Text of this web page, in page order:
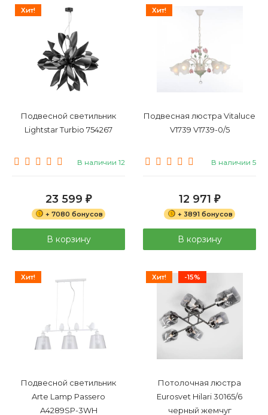
Хит!
Подвесной светильник
Lightstar Turbio 754267
В наличии 12
23 599 ₽
+ 7080 бонусов
В корзину
Хит!
Подвесная люстра Vitaluce
V1739 V1739-0/5
В наличии 5
12 971 ₽
+ 3891 бонусов
В корзину
Хит!
Подвесной светильник
Arte Lamp Passero
A4289SP-3WH
Хит! -15%
Потолочная люстра
Eurosvet Hilari 30165/6
черный жемчуг